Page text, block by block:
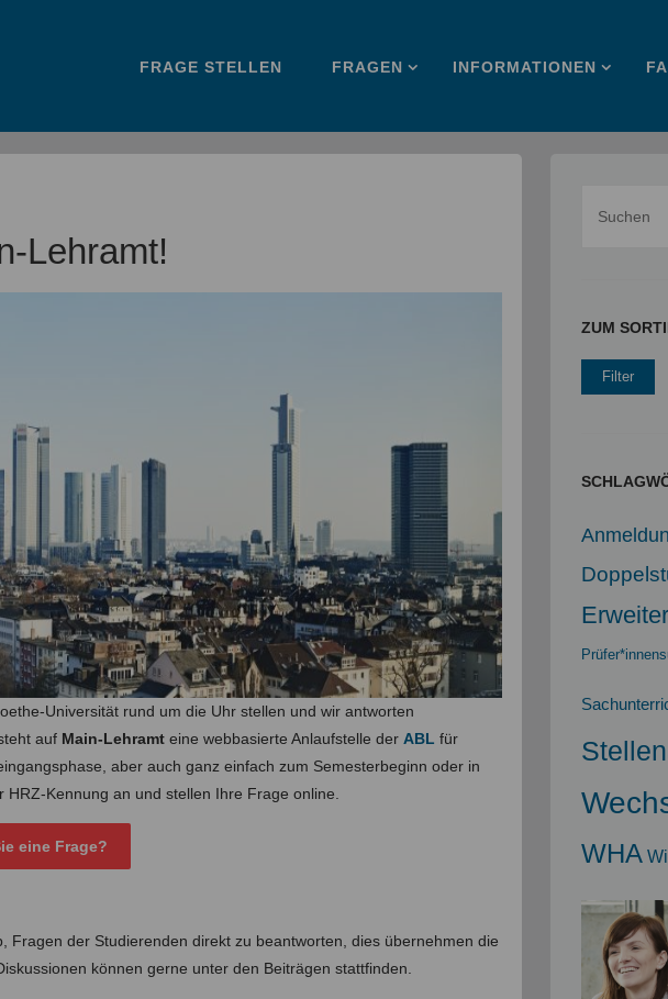
springen
FRAGE STELLEN FRAGEN INFORMATIONEN
Lehramt!
Universität rund um die Uhr stellen und wir antworten
auf Main-Lehramt eine webbasierte Anlaufstelle derABLfür
aber auch ganz einfach zum Semesterbeginn oder in
Kennung an und stellen Ihre Frage online.
eine Frage?
der Studierenden direkt zu beantworten, dies übernehmen die
können gerne unter den Beiträgen stattfinden.
ZUM
WHA